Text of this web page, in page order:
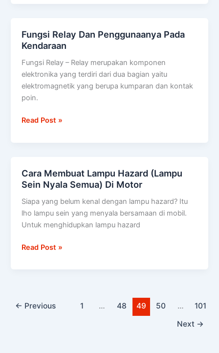
Fungsi Relay Dan Penggunaanya Pada
Kendaraan
Fungsi Relay – Relay merupakan komponen
elektronika yang terdiri dari dua bagian yaitu
elektromagnetik yang berupa kumparan dan kontak
poin.
Fungsi
Relay
Dan
Penggunaanya
Pada
Kendaraan
Read Post »
Cara Membuat Lampu Hazard (Lampu
Sein Nyala Semua) Di Motor
Siapa yang belum kenal dengan lampu hazard? Itu
lho lampu sein yang menyala bersamaan di mobil.
Untuk menghidupkan lampu hazard
Cara
Membuat
Lampu
Hazard
(Lampu
Nyala
Read Post »
← Previous 1 … 48 49 50 …
101
Next →